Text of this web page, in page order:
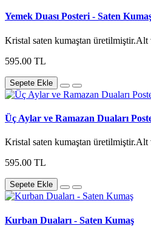
Yemek Duası Posteri - Saten
Kristal saten kumaştan üretilmiştir.Alt
595.00 TL
Sepete Ekle
Üç Aylar ve Ramazan Duaları
Kristal saten kumaştan üretilmiştir.Alt
595.00 TL
Sepete Ekle
Kurban Duaları - Saten Kumaş